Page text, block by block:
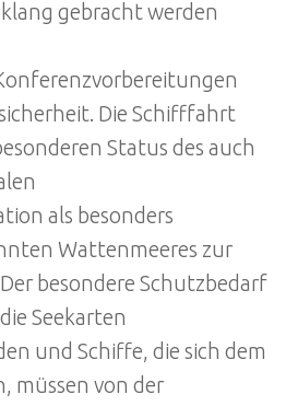
gebracht werden
Die Schifffahrt
Status des auch
als besonders
Wattenmeeres zur
besondere Schutzbedarf
Seekarten
und Schiffe, die sich dem
müssen von der